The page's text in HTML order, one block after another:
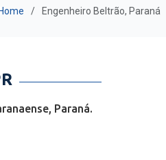
Engenheiro Beltrão, Paraná
Paraná.